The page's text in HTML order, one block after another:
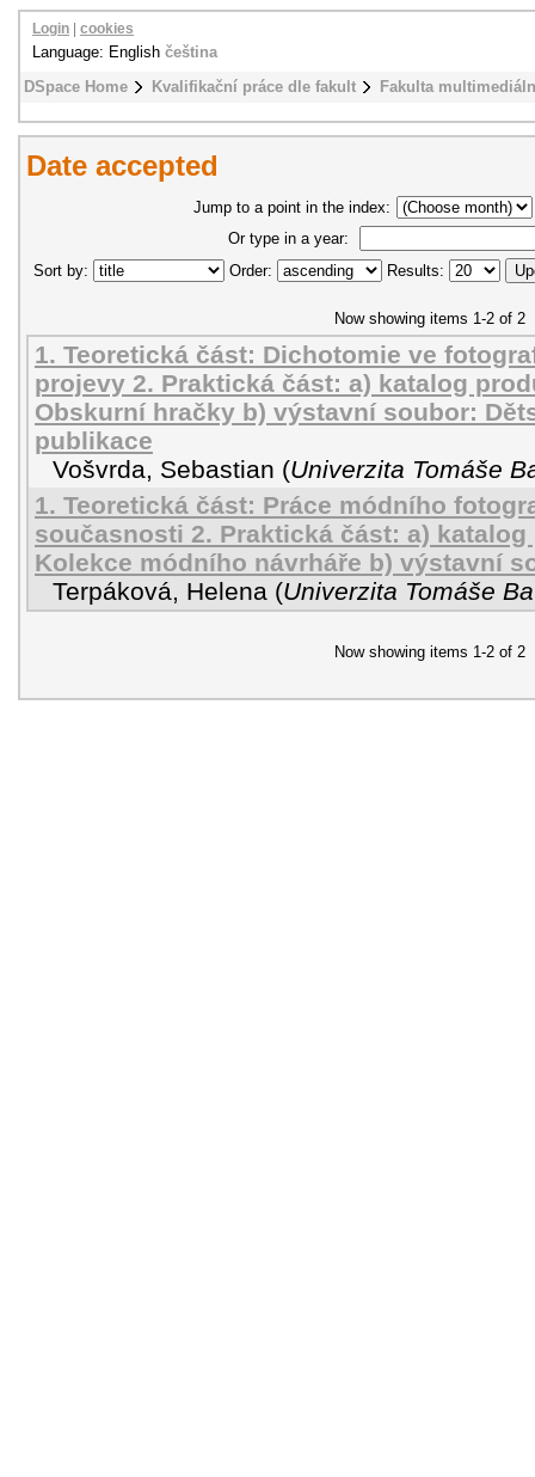
DSpace Home Kvalifikační práce dle fakult Fakulta
Login cookies
Language: English čeština
Date accepted
Jump to a point in the index:
Or type in a year:
Sort by:
Order: Results:
Now showing items 1-2 of 2
1. Teoretická část: Dichotomie ve
projevy 2. Praktická část: a) katalog
Obskurní hračky b) výstavní soubor:
publikace
Vošvrda, Sebastian (Univerzita Tomáše
1. Teoretická část: Práce módního
současnosti 2. Praktická část: a)
Kolekce módního návrháře b) výstavní
Terpáková, Helena (Univerzita Tomáše
Now showing items 1-2 of 2